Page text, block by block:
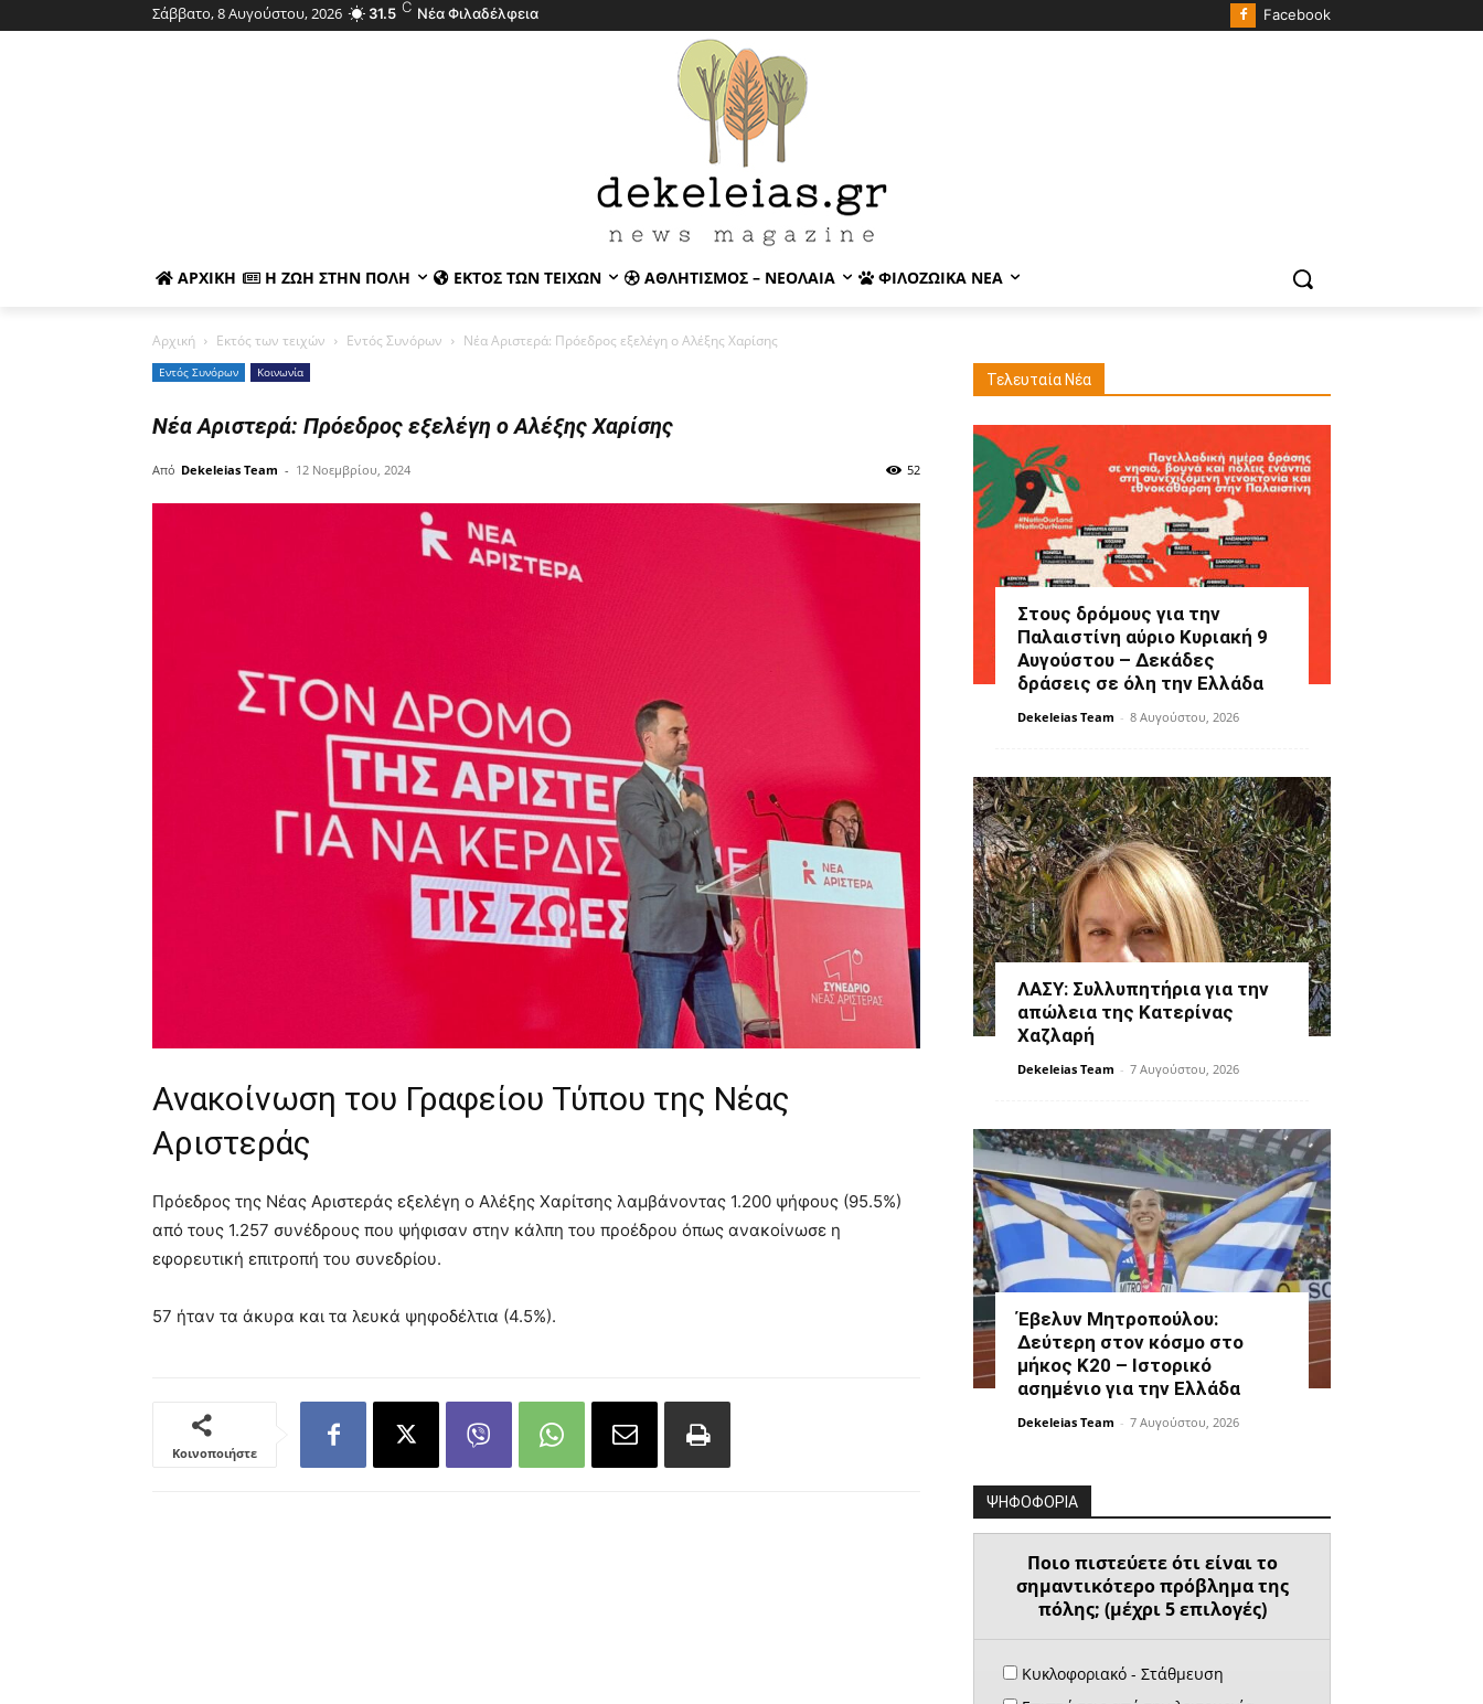
Σάββατο, 8 Αυγούστου, 2026 31.5 C Νέα Φιλαδέλφεια Facebook
ΑΡΧΙΚΉ Η ΖΩΉ ΣΤΗΝ ΠΌΛΗ ΕΚΤΌΣ ΤΩΝ ΤΕΙΧΏΝ ΑΘΛΗΤΙΣΜΌΣ – ΝΕΟΛΑΊΑ ΦΙΛΟΖΩΙΚΆ ΝΈΑ
Αρχική Εκτός των τειχών Εντός Συνόρων Νέα Αριστερά: Πρόεδρος εξελέγη ο Αλέξης Χαρίσης
Εντός Συνόρων Κοινωνία
Νέα Αριστερά: Πρόεδρος εξελέγη ο Αλέξης Χαρίσης
Από Dekeleias Team - 12 Νοεμβρίου, 2024 52
Ανακοίνωση του Γραφείου Τύπου της Νέας
Αριστεράς
Πρόεδρος της Νέας Αριστεράς εξελέγη ο Αλέξης Χαρίτσης λαμβάνοντας 1.200 ψήφους (95.5%)
από τους 1.257 συνέδρους που ψήφισαν στην κάλπη του προέδρου όπως ανακοίνωσε η
εφορευτική επιτροπή του συνεδρίου.
57 ήταν τα άκυρα και τα λευκά ψηφοδέλτια (4.5%).
Κοινοποιήστε
Τελευταία Νέα
Στους δρόμους για την
Παλαιστίνη αύριο Κυριακή 9
Αυγούστου – Δεκάδες
δράσεις σε όλη την Ελλάδα
Dekeleias Team - 8 Αυγούστου, 2026
ΛΑΣΥ: Συλλυπητήρια για την
απώλεια της Κατερίνας
Χαζλαρή
Dekeleias Team - 7 Αυγούστου, 2026
Έβελυν Μητροπούλου:
Δεύτερη στον κόσμο στο
μήκος Κ20 – Ιστορικό
ασημένιο για την Ελλάδα
Dekeleias Team - 7 Αυγούστου, 2026
ΨΗΦΟΦΟΡΙΑ
Ποιο πιστεύετε ότι είναι το
σημαντικότερο πρόβλημα της
πόλης; (μέχρι 5 επιλογές)
Κυκλοφοριακό - Στάθμευση